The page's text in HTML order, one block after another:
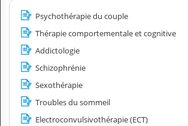
Psychothérapie du couple
Thérapie comportementale et cognitive
Addictologie
Schizophrénie
Sexothérapie
Troubles du sommeil
Electroconvulsivothérapie (ECT)